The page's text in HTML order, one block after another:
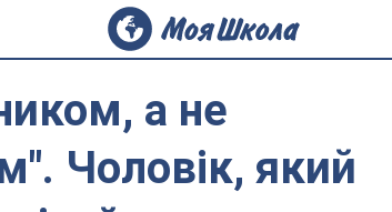
а не
Чоловік, який